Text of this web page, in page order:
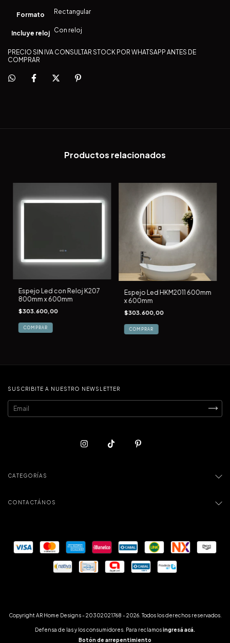
Formato Rectangular
Incluye reloj Con reloj
PRECIO SIN IVA CONSULTAR STOCK POR WHATSAPP ANTES DE
COMPRAR
Productos relacionados
Espejo Led con Reloj K207
800mm x 600mm
$303.600,00
Espejo Led HKM2011 600mm
x 600mm
$303.600,00
SUSCRIBITE A NUESTRO NEWSLETTER
CATEGORÍAS
CONTACTÁNOS
Copyright AR Home Designs - 20302021768 - 2026. Todos los derechos reservados.
Defensa de las y los consumidores. Para reclamosingresá acá.
Botón de arrepentimiento